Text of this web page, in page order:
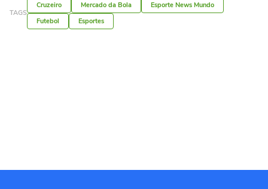
TAGS
Cruzeiro Mercado da Bola
Esporte News Mundo
Futebol
Esportes